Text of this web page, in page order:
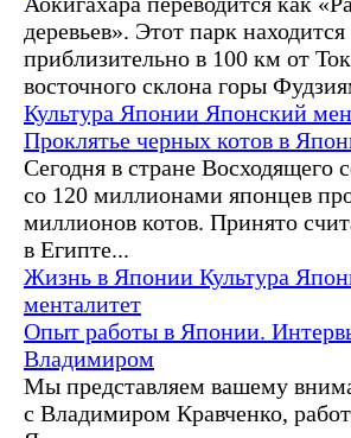
деревьев». Этот парк находится
приблизительно в 100 км от
восточного склона горы
Культура Японии Японский
Проклятье черных котов в
Сегодня в стране Восходящего
со 120 миллионами японцев
миллионов котов. Принято
в Египте...
Жизнь в Японии Культура
менталитет
Опыт работы в Японии.
Владимиром
Мы представляем вашему
с Владимиром Кравченко,